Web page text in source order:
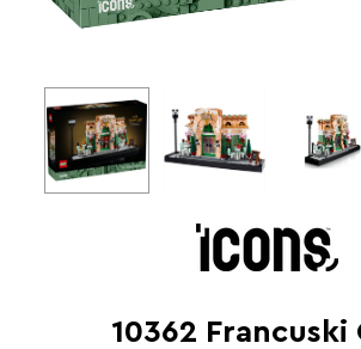
10362 Francuski